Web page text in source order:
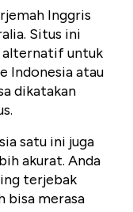
Inggris
Situs ini
alternatif untuk
Indonesia atau
dikatakan
satu ini juga
akurat. Anda
terjebak
bisa merasa